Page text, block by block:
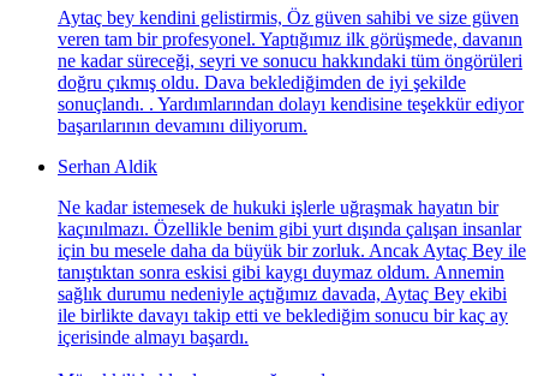
Aytaç bey kendini gelistirmis, Öz güven sahibi ve size güven
veren tam bir profesyonel. Yaptığımız ilk görüşmede, davanın
ne kadar süreceği, seyri ve sonucu hakkındaki tüm öngörüleri
doğru çıkmış oldu. Dava beklediğimden de iyi şekilde
sonuçlandı. . Yardımlarından dolayı kendisine teşekkür ediyor
başarılarının devamını diliyorum.
Serhan Aldik
Ne kadar istemesek de hukuki işlerle uğraşmak hayatın bir
kaçınılmazı. Özellikle benim gibi yurt dışında çalışan insanlar
için bu mesele daha da büyük bir zorluk. Ancak Aytaç Bey ile
tanıştıktan sonra eskisi gibi kaygı duymaz oldum. Annemin
sağlık durumu nedeniyle açtığımız davada, Aytaç Bey ekibi
ile birlikte davayı takip etti ve beklediğim sonucu bir kaç ay
içerisinde almayı başardı.